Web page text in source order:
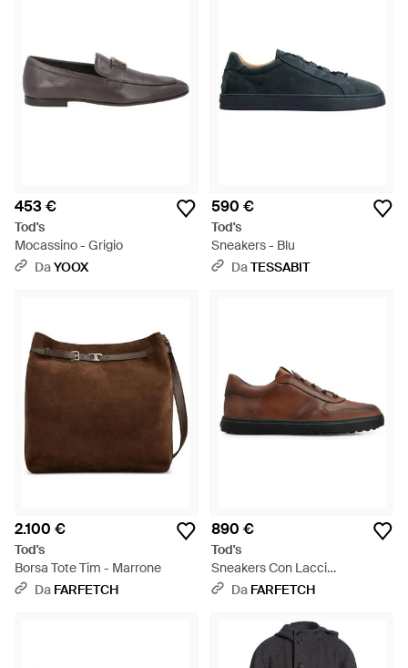
453 €
Tod's
Mocassino - Grigio
DaYOOX
590 €
Tod's
Sneakers - Blu
DaTESSABIT
2.100 €
Tod's
Borsa Tote Tim - Marrone
Da FARFETCH
890 €
Tod's
Sneakers Con Lacci
Elasticizzati - Marrone
Da FARFETCH